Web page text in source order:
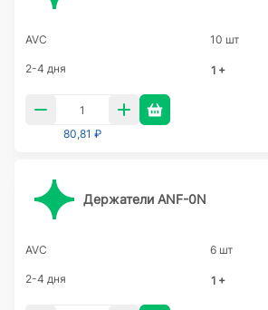
AVC 10 шт
2-4 дня 1 +
80,81 ₽
Держатели ANF-0N
AVC 6 шт
2-4 дня 1 +